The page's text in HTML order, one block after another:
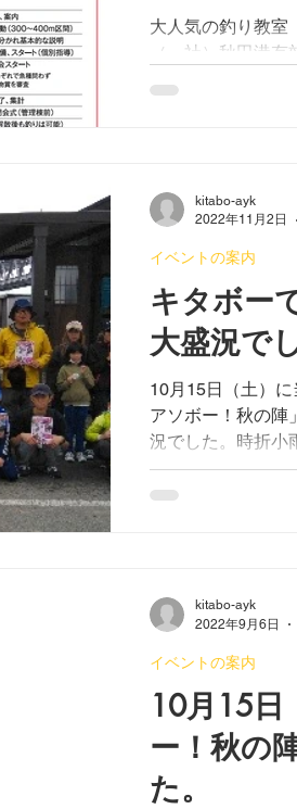
大人気の釣り教室
（一社）秋田港
キタボー
大盛況で
10月15日（土）
アソボー！秋の陣
況でした。時折小
キジハタ、カサゴ
者全員何かしら釣
イベントの案内
kitabo-ayk
2022年11月2日
10月15日
ー！秋の
た。
イベントの案内
kitabo-ayk
2022年9月6日